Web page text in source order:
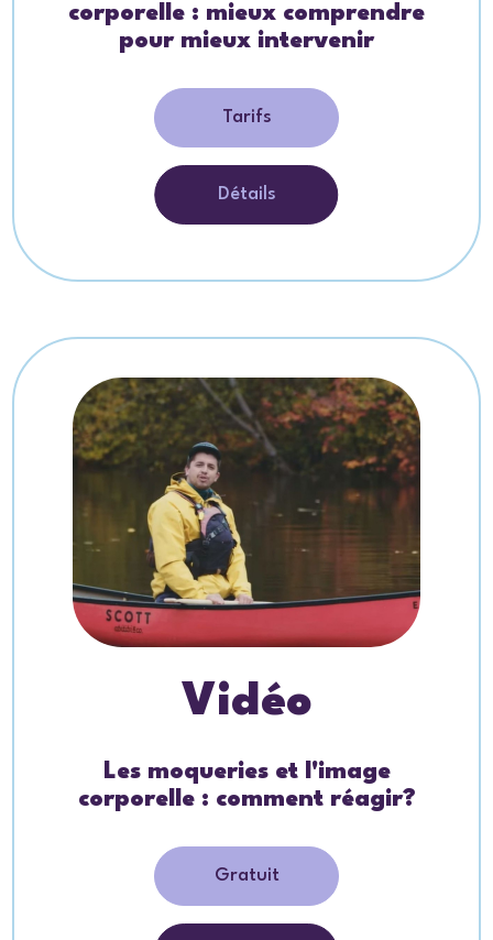
corporelle : mieux comprendre
pour mieux intervenir
Tarifs
Détails
Vidéo
Les moqueries et l'image
corporelle : comment réagir?
Gratuit